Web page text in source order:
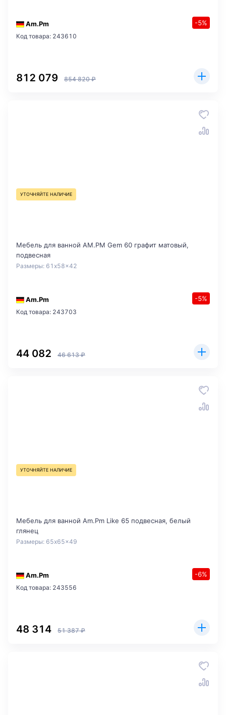
Am.Pm -5%
Код товара: 243610
812 079 854 820 ₽
УТОЧНЯЙТЕ НАЛИЧИЕ
Мебель для ванной AM.PM Gem 60 графит матовый,
подвесная
Размеры: 61x58x42
Am.Pm -5%
Код товара: 243703
44 082 46 613 ₽
УТОЧНЯЙТЕ НАЛИЧИЕ
Мебель для ванной Am.Pm Like 65 подвесная, белый
глянец
Размеры: 65x65x49
Am.Pm -6%
Код товара: 243556
48 314 51 387 ₽